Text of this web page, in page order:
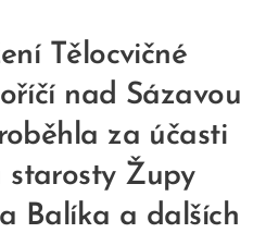
Tělocvičné
nad Sázavou
za účasti
starosty Župy
Balíka a dalších